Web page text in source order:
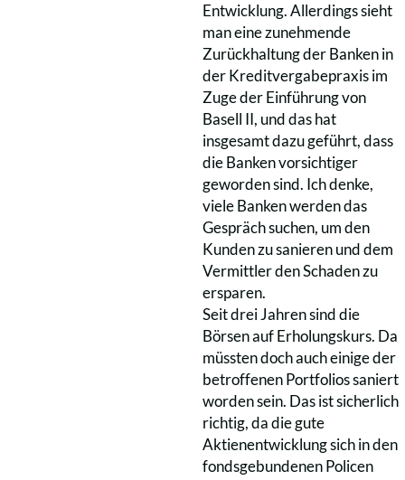
Entwicklung. Allerdings sieht
man eine zunehmende
Zurückhaltung der Banken in
der Kreditvergabepraxis im
Zuge der Einführung von
Basell II, und das hat
insgesamt dazu geführt, dass
die Banken vorsichtiger
geworden sind. Ich denke,
viele Banken werden das
Gespräch suchen, um den
Kunden zu sanieren und dem
Vermittler den Schaden zu
ersparen.
Seit drei Jahren sind die
Börsen auf Erholungskurs. Da
müssten doch auch einige der
betroffenen Portfolios saniert
worden sein. Das ist sicherlich
richtig, da die gute
Aktienentwicklung sich in den
fondsgebundenen Policen